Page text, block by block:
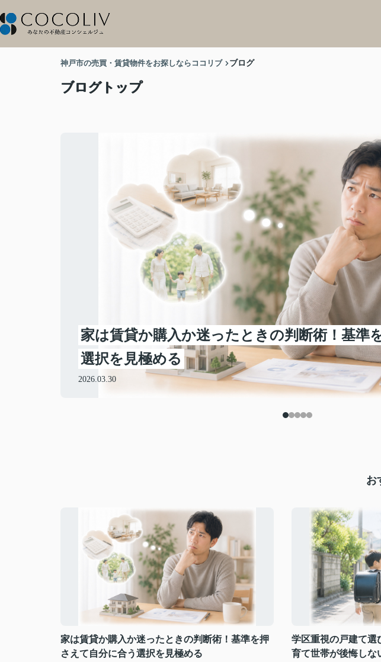
神戸市の売買・賃貸物件をお探しならココリブ ブログ
ブログトップ
家は賃貸か購入か迷ったときの判断術！基準
選択を見極める
2026.03.30
お
家は賃貸か購入か迷ったときの判断術！基準を押
さえて自分に合う選択を見極める
学区重視の戸建て選
育て世帯が後悔しな